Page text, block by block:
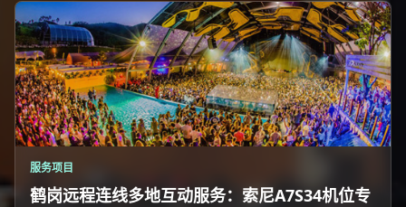
服务项目
鹤岗远程连线多地互动服务：索尼A7S34机位专